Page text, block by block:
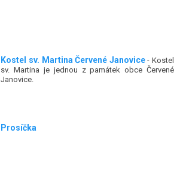
Kostel sv. Martina Červené Janovice- Kostel
sv. Martina je jednou z památek obce Červené
Janovice.
Prosíčka